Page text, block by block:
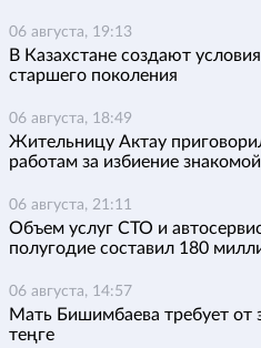
06 августа, 19:13
В Казахстане создают
старшего поколения
06 августа, 18:49
Жительницу Актау
работам за избиение знакомой
06 августа, 21:11
Объем услуг СТО и
полугодие составил 180
06 августа, 14:57
Мать Бишимбаева требует от
теңге